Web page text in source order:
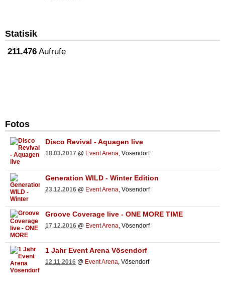
Statisik
211.476 Aufrufe
Fotos
Disco Revival - Aquagen live
18.03.2017 @ Event Arena, Vösendorf
Generation WILD - Winter Edition
23.12.2016 @ Event Arena, Vösendorf
Groove Coverage live - ONE MORE TIME
17.12.2016 @ Event Arena, Vösendorf
1 Jahr Event Arena Vösendorf
12.11.2016 @ Event Arena, Vösendorf